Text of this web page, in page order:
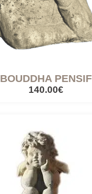
BOUDDHA PENSIF
140.00€